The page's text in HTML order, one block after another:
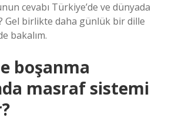
cevabı Türkiye’de ve dünyada
Gel birlikte daha günlük bir dille
bakalım.
boşanma
masraf sistemi